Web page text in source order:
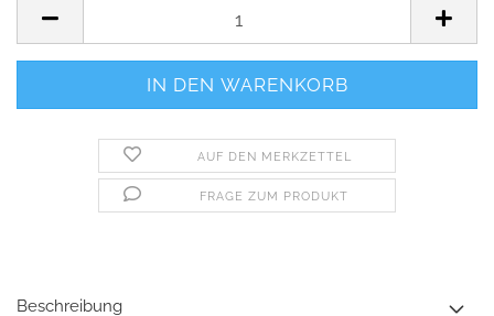
AUF DEN MERKZETTEL
FRAGE ZUM PRODUKT
Beschreibung